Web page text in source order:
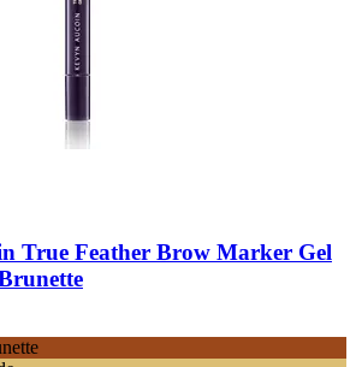
True Feather Brow Marker Gel